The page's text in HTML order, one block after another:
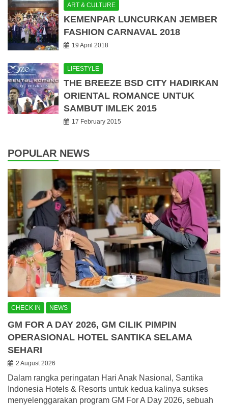
ART & CULTURE
KEMENPAR LUNCURKAN JEMBER
FASHION CARNAVAL 2018
19 April 2018
LIFESTYLE
THE BREEZE BSD CITY HADIRKAN
ORIENTAL ROMANCE UNTUK
SAMBUT IMLEK 2015
17 February 2015
POPULAR NEWS
CHECK IN NEWS
GM FOR A DAY 2026, GM CILIK PIMPIN
OPERASIONAL HOTEL SANTIKA SELAMA
SEHARI
2 August 2026
Dalam rangka peringatan Hari Anak Nasional, Santika
Indonesia Hotels & Resorts untuk kedua kalinya sukses
menyelenggarakan program GM For A Day 2026, sebuah